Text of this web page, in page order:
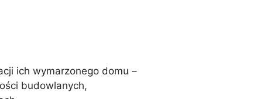
ich wymarzonego domu –
budowlanych,